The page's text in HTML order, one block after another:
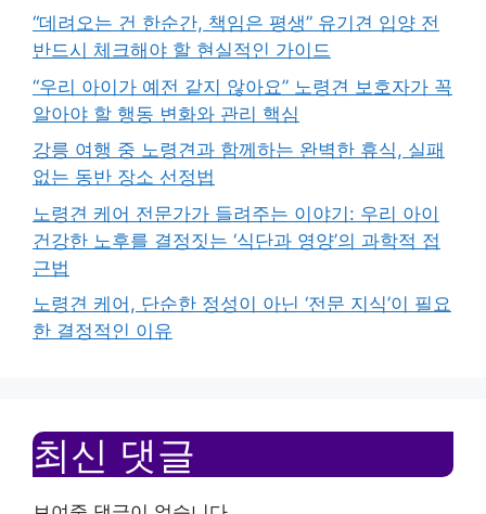
“데려오는 건 한순간, 책임은 평생” 유기견 입양 전
반드시 체크해야 할 현실적인 가이드
“우리 아이가 예전 같지 않아요” 노령견 보호자가 꼭
알아야 할 행동 변화와 관리 핵심
강릉 여행 중 노령견과 함께하는 완벽한 휴식, 실패
없는 동반 장소 선정법
노령견 케어 전문가가 들려주는 이야기: 우리 아이
건강한 노후를 결정짓는 ‘식단과 영양’의 과학적 접
근법
노령견 케어, 단순한 정성이 아닌 ‘전문 지식’이 필요
한 결정적인 이유
최신 댓글